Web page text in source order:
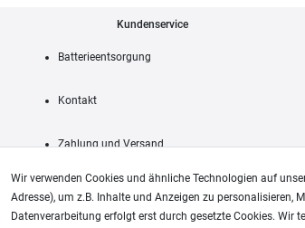
Kundenservice
Batterieentsorgung
Kontakt
Zahlung und Versand
AGB
Wir verwenden Cookies und ähnliche Technologien auf
Adresse), um z.B. Inhalte und Anzeigen zu personalisieren,
Datenverarbeitung erfolgt erst durch gesetzte Cookies. Wir